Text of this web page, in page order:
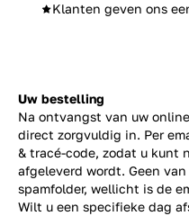
Klanten geven ons
Uw bestelling
Na ontvangst van uw
direct zorgvuldig in. Per
& tracé-code, zodat u kunt
afgeleverd wordt. Geen
spamfolder, wellicht is de
Wilt u een specifieke dag